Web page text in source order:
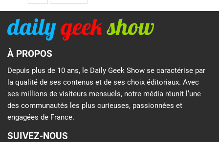
À PROPOS
Depuis plus de 10 ans, le Daily Geek Show se caractérise par
la qualité de ses contenus et de ses choix éditoriaux. Avec
ses millions de visiteurs mensuels, notre média réunit l’une
des communautés les plus curieuses, passionnées et
engagées de France.
SUIVEZ-NOUS